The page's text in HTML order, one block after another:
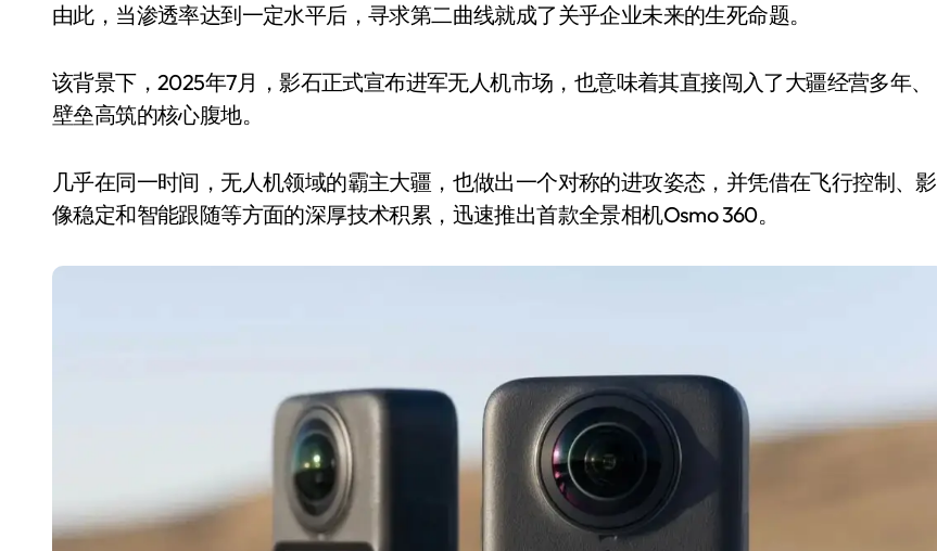
由此，当渗透率达到一定水平后，寻求第二曲线就成了关乎企业未来的生死命题。
该背景下，2025年7月，影石正式宣布进军无人机市场，也意味着其直接闯入了大疆经营多年、
壁垒高筑的核心腹地。
几乎在同一时间，无人机领域的霸主大疆，也做出一个对称的进攻姿态，并凭借在飞行控制、影
像稳定和智能跟随等方面的深厚技术积累，迅速推出首款全景相机Osmo 360。